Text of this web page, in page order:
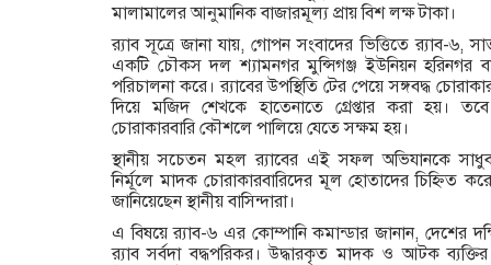
মালামালের আনুমানিক বাজারমূল্য প্রায় বিশ লক্ষ টাকা।
র‍্যাব সূত্রে জানা যায়, গোপন সংবাদের ভিত্তিতে র‍্যাব-৬,
একটি চৌকস দল শ্যামনগর মুন্সিগঞ্জ ইউনিয়ন হরিনগর
পরিচালনা করে। র‍্যাবের উপস্থিতি টের পেয়ে সঙ্গবদ্ধ
দিয়ে মজিদ শেখকে হাতেনাতে গ্রেপ্তার করা হয়।
চোরাকারবারি কৌশলে পালিয়ে যেতে সক্ষম হয়।
স্থানীয় সচেতন মহল র‍্যাবের এই সফল অভিযানকে
নির্মূলে মাদক চোরাকারবারিদের মূল হোতাদের চিহ্নিত
জানিয়েছেন স্থানীয় বাসিন্দারা।
এ বিষয়ে র‍্যাব-৬ এর কোম্পানি কমান্ডার জানান, দেশের
র‍্যাব সর্বদা বদ্ধপরিকর। উদ্ধারকৃত মাদক ও আটক ব্যক্তির